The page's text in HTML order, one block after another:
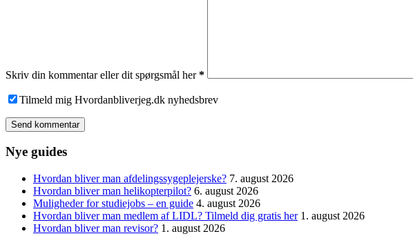
Skriv din kommentar eller dit spørgsmål her*
Tilmeld mig Hvordanbliverjeg.dk nyhedsbrev
Send kommentar
Nye guides
Hvordan bliver man afdelingssygeplejerske? 7. august 2026
Hvordan bliver man helikopterpilot? 6. august 2026
Muligheder for studiejobs – en guide 4. august 2026
Hvordan bliver man medlem af LIDL? Tilmeld dig gratis her 1. august 2026
Hvordan bliver man revisor? 1. august 2026